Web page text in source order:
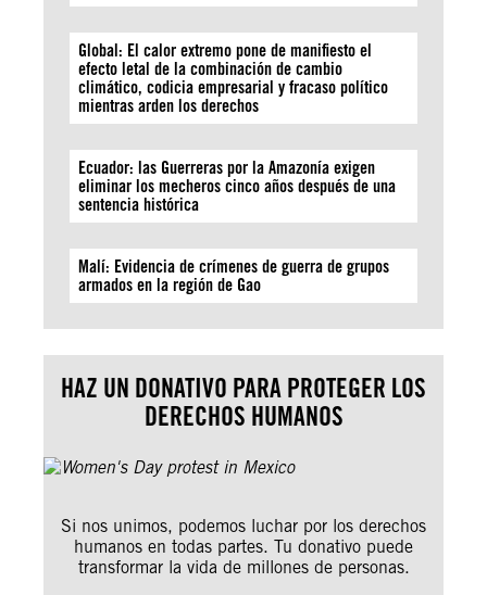
Global: El calor extremo pone de manifiesto el
efecto letal de la combinación de cambio
climático, codicia empresarial y fracaso político
mientras arden los derechos
Ecuador: las Guerreras por la Amazonía exigen
eliminar los mecheros cinco años después de una
sentencia histórica
Malí: Evidencia de crímenes de guerra de grupos
armados en la región de Gao
HAZ UN DONATIVO PARA PROTEGER LOS
DERECHOS HUMANOS
Si nos unimos, podemos luchar por los derechos
humanos en todas partes. Tu donativo puede
transformar la vida de millones de personas.